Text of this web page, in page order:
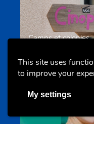
This site uses
to improve your
My settings
Camps et colonies
Evenements